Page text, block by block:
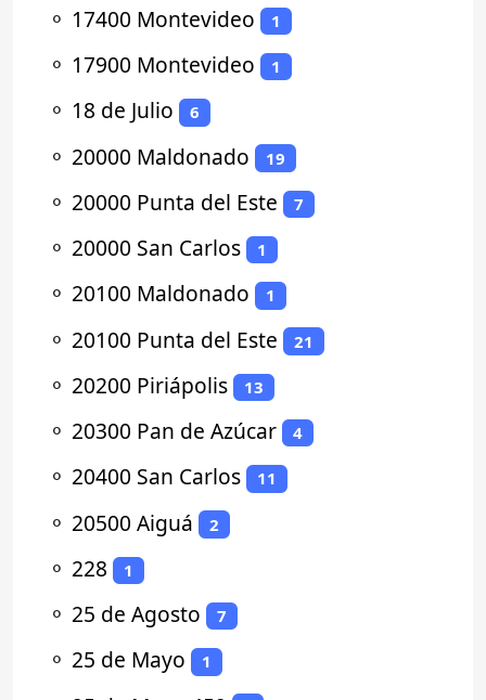
⚬ 17400 Montevideo 1
⚬ 17900 Montevideo 1
⚬ 18 de Julio 6
⚬ 20000 Maldonado 19
⚬ 20000 Punta del Este 7
⚬ 20000 San Carlos 1
⚬ 20100 Maldonado 1
⚬ 20100 Punta del Este 21
⚬ 20200 Piriápolis 13
⚬ 20300 Pan de Azúcar 4
⚬ 20400 San Carlos 11
⚬ 20500 Aiguá 2
⚬ 228 1
⚬ 25 de Agosto 7
⚬ 25 de Mayo 1